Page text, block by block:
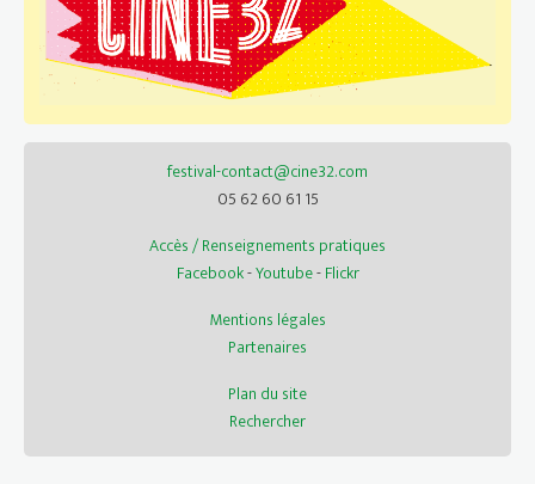
festival-contact@cine32.com
05 62 60 61 15
Accès / Renseignements pratiques
Facebook-Youtube-Flickr
Mentions légales
Partenaires
Plan du site
Rechercher